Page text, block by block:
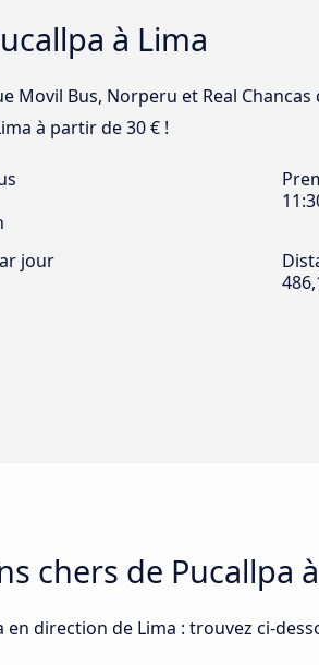
à Lima
Movil Bus, Norperu et Real
à partir de 30 € !
jour
chers de Pucallpa
direction de Lima : trouvez ci-